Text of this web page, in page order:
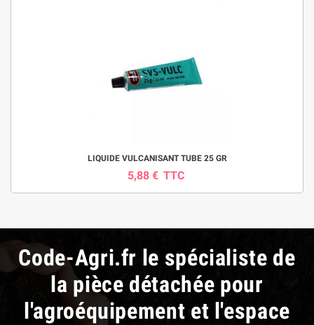
LIQUIDE VULCANISANT TUBE 25 GR
5,88 € TTC
Code-Agri.fr le spécialiste de
la pièce détachée pour
l'agroéquipement et l'espace